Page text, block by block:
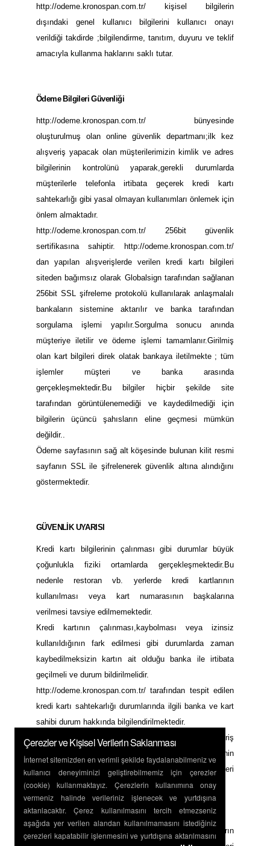
Çerezler ve Kişisel Verilerin Saklanması
İnternet sitemizden en verimli şekilde faydalanabilmeniz ve
kullanıcı deneyiminizi geliştirebilmemiz için çerezler
(cookie) kullanmaktayız. Çerezlerin kullanımına onay
vermeniz halinde verileriniz işlenecek ve yurtdışına
aktarılacaktır. Çerez kullanılmasını tercih etmezseniz
aşağıda yer verilen alandan kullanılmamasını istediğiniz
çerezleri kapatabilir işlenmesini ve yurtdışına aktarılmasını
http://odeme.kronospan.com.tr/ kişisel bilgilerin
dışındaki genel kullanıcı bilgilerini kullanıcı onayı
verildiği takdirde ;bilgilendirme, tanıtım, duyuru ve teklif
amacıyla kullanma haklarını saklı tutar.
Ödeme Bilgileri Güvenliği
http://odeme.kronospan.com.tr/ bünyesinde
oluşturulmuş olan online güvenlik departmanı;ilk kez
alışveriş yapacak olan müşterilerimizin kimlik ve adres
bilgilerinin kontrolünü yaparak,gerekli durumlarda
müşterilerle telefonla irtibata geçerek kredi kartı
sahtekarlığı gibi yasal olmayan kullanımları önlemek için
önlem almaktadır.
http://odeme.kronospan.com.tr/ 256bit güvenlik
sertifikasına sahiptir. http://odeme.kronospan.com.tr/
dan yapılan alışverişlerde verilen kredi kartı bilgileri
siteden bağımsız olarak Globalsign tarafından sağlanan
256bit SSL şifreleme protokolü kullanılarak anlaşmalalı
bankaların sistemine aktarılır ve banka tarafından
sorgulama işlemi yapılır.Sorgulma sonucu anında
müşteriye iletilir ve ödeme işlemi tamamlanır.Girilmiş
olan kart bilgileri direk olatak bankaya iletilmekte ; tüm
işlemler müşteri ve banka arasında
gerçekleşmektedir.Bu bilgiler hiçbir şekilde site
tarafından görüntülenemediği ve kaydedilmediği için
bilgilerin üçüncü şahısların eline geçmesi mümkün
değildir..
Ödeme sayfasının sağ alt köşesinde bulunan kilit resmi
sayfanın SSL ile şifrelenerek güvenlik altına alındığını
göstermektedir.
GÜVENLİK UYARISI
Kredi kartı bilgilerinin çalınması gibi durumlar büyük
çoğunlukla fiziki ortamlarda gerçekleşmektedir.Bu
nedenle restoran vb. yerlerde kredi kartlarının
kullanılması veya kart numarasının başkalarına
verilmesi tavsiye edilmemektedir.
Kredi kartının çalınması,kaybolması veya izinsiz
kullanıldığının fark edilmesi gibi durumlarda zaman
kaybedilmeksizin kartın ait olduğu banka ile irtibata
geçilmeli ve durum bildirilmelidir.
http://odeme.kronospan.com.tr/ tarafından tespit edilen
kredi kartı sahtekarlığı durumlarında ilgili banka ve kart
sahibi durum hakkında bilgilendirilmektedir.
İnternet üzerinden yapılan alışverişlerde alışveriş
yapılan sitenin adres ve telefon bilgilerinin
doğruluğundan emin olunmalı, gerekirse sitedeki müşteri
hizmetleri numarası aranarak doğrulama yapılmalıdır.
http://odeme.kronospan.com.tr/
İş bu sözleşmeden doğabilecek tüm uyuşmazlıkların